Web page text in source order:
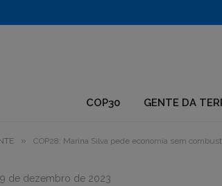
COP30 GENTE DA
» COP28: Marina Silva pede economia sem
9 de dezembro de 2023